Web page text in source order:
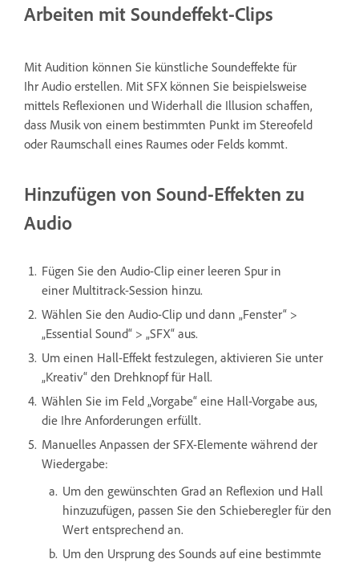
Arbeiten mit Soundeffekt-Clips
Mit Audition können Sie künstliche Soundeffekte für
Ihr Audio erstellen. Mit SFX können Sie beispielsweise
mittels Reflexionen und Widerhall die Illusion schaffen,
dass Musik von einem bestimmten Punkt im Stereofeld
oder Raumschall eines Raumes oder Felds kommt.
Hinzufügen von Sound-Effekten zu
Audio
Fügen Sie den Audio-Clip einer leeren Spur in
einer Multitrack-Session hinzu.
Wählen Sie den Audio-Clip und dann „Fenster“ >
„Essential Sound“ > „SFX“ aus.
Um einen Hall-Effekt festzulegen, aktivieren Sie unter
„Kreativ“ den Drehknopf für Hall.
Wählen Sie im Feld „Vorgabe“ eine Hall-Vorgabe aus,
die Ihre Anforderungen erfüllt.
Manuelles Anpassen der SFX-Elemente während der
Wiedergabe:
Um den gewünschten Grad an Reflexion und Hall
hinzuzufügen, passen Sie den Schieberegler für den
Wert entsprechend an.
Um den Ursprung des Sounds auf eine bestimmte